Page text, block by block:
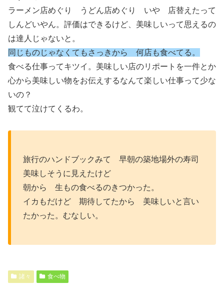
ラーメン店めぐり うどん店めぐり いや 店替えたって
しんどいやん。評価はできるけど、美味しいって思えるの
は達人じゃないと。
同じものじゃなくてもさっきから 何店も食べてる。
食べる仕事ってキツイ。美味しい店のリポートを一件とか
心から美味しい物をお伝えするなんて楽しい仕事って少な
いの？
観てて泣けてくるわ。
旅行のハンドブックみて 早朝の築地場外の寿司
美味しそうに見えたけど
朝から 生もの食べるのきつかった。
イカもだけど 期待してたから 美味しいと言い
たかった。むなしい。
諸々 食べ物